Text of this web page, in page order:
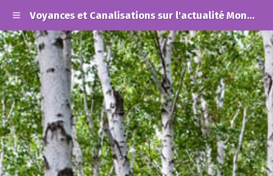
Voyances et Canalisations sur l'actualité Mondiale et les Alertes